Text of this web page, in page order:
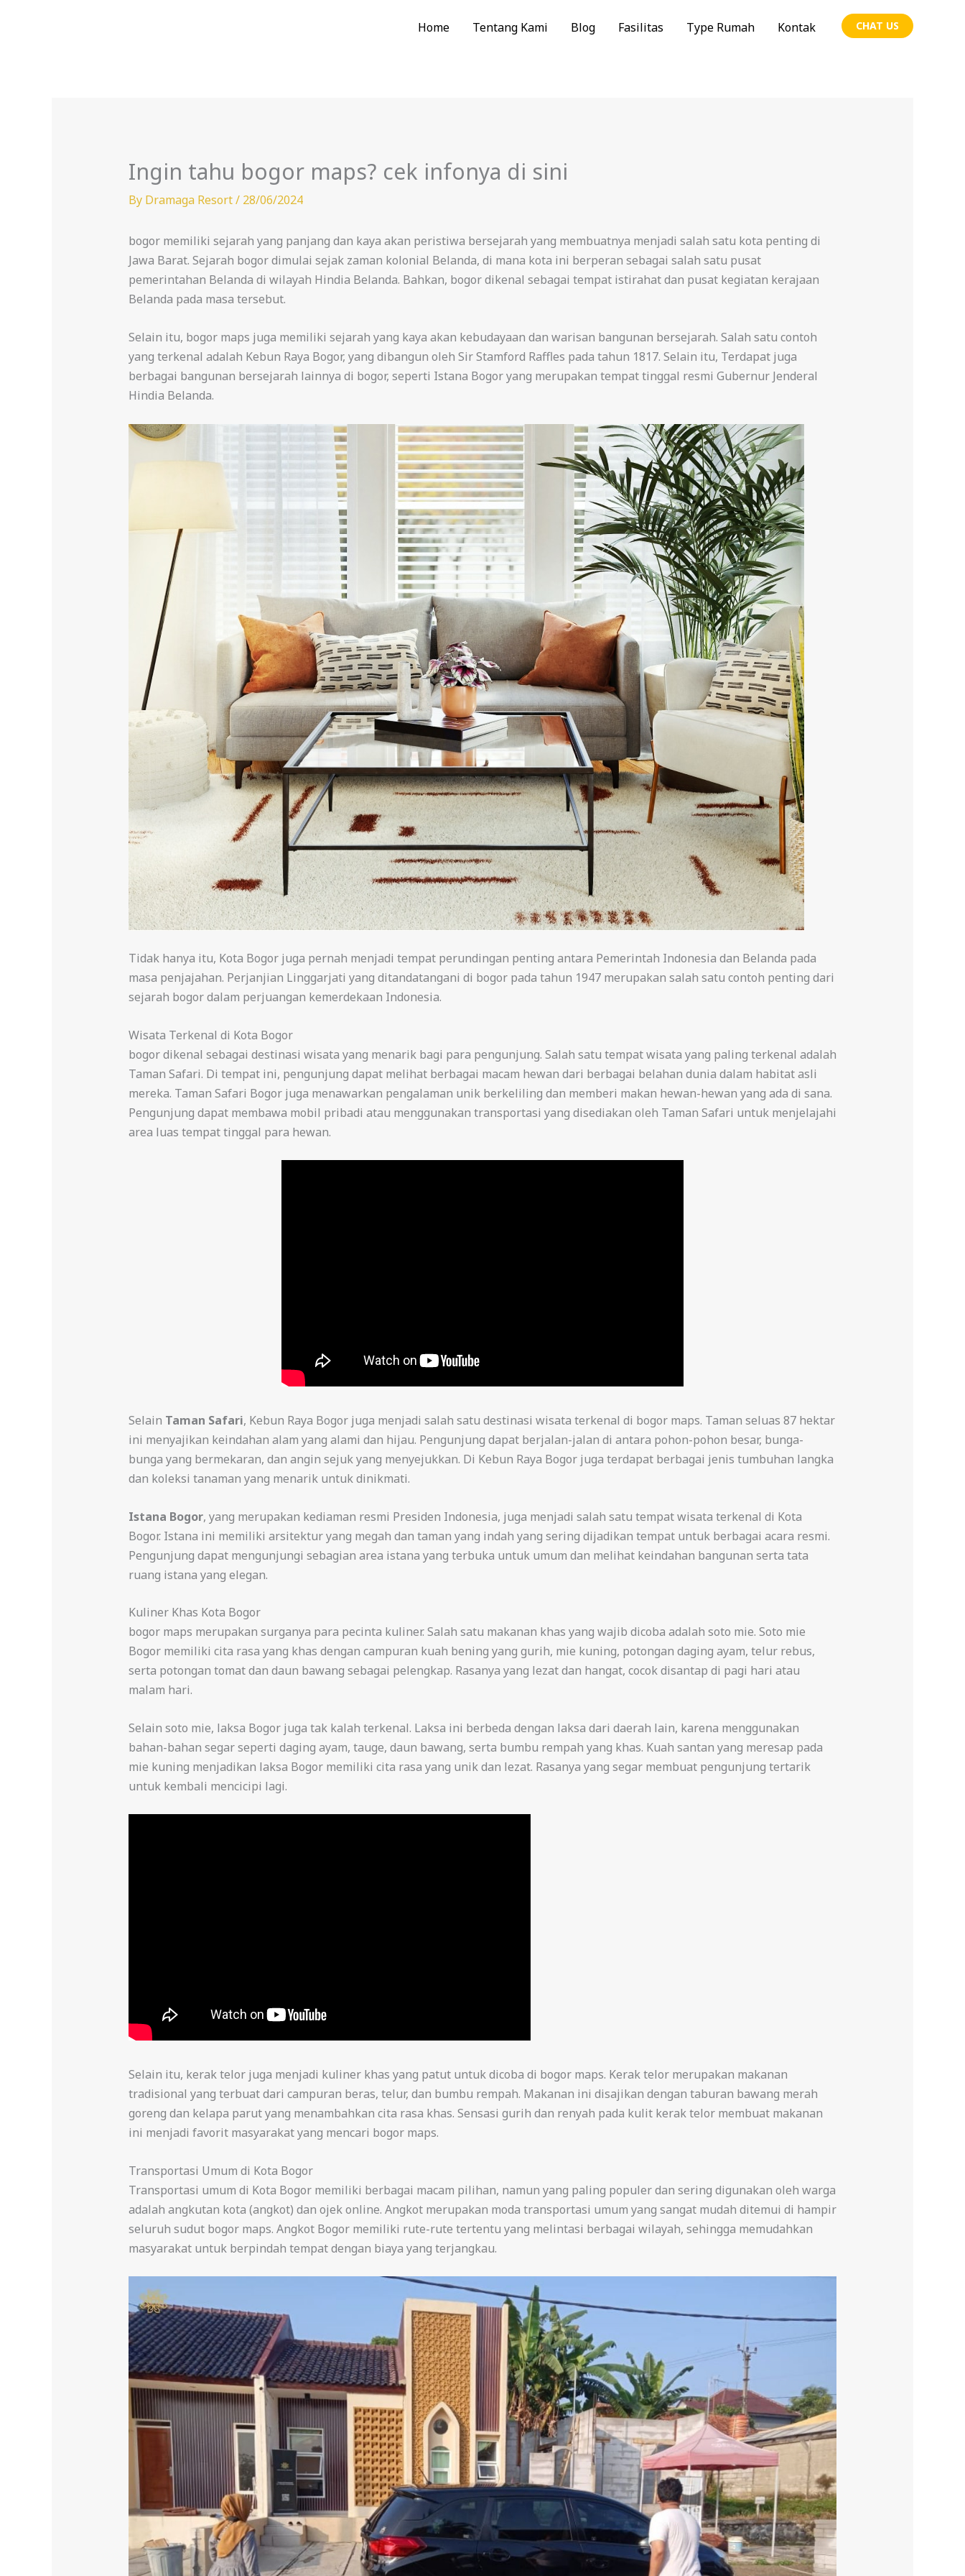
Home Tentang Kami Blog Fasilitas Type Rumah Kontak CHAT US
Ingin tahu bogor maps? cek infonya di sini
By Dramaga Resort/ 28/06/2024
bogor memiliki sejarah yang panjang dan kaya akan peristiwa bersejarah yang membuatnya menjadi salah satu kota penting di
Jawa Barat. Sejarah bogor dimulai sejak zaman kolonial Belanda, di mana kota ini berperan sebagai salah satu pusat
pemerintahan Belanda di wilayah Hindia Belanda. Bahkan, bogor dikenal sebagai tempat istirahat dan pusat kegiatan kerajaan
Belanda pada masa tersebut.
Selain itu, bogor maps juga memiliki sejarah yang kaya akan kebudayaan dan warisan bangunan bersejarah. Salah satu contoh
yang terkenal adalah Kebun Raya Bogor, yang dibangun oleh Sir Stamford Raffles pada tahun 1817. Selain itu, Terdapat juga
berbagai bangunan bersejarah lainnya di bogor, seperti Istana Bogor yang merupakan tempat tinggal resmi Gubernur Jenderal
Hindia Belanda.
Tidak hanya itu, Kota Bogor juga pernah menjadi tempat perundingan penting antara Pemerintah Indonesia dan Belanda pada
masa penjajahan. Perjanjian Linggarjati yang ditandatangani di bogor pada tahun 1947 merupakan salah satu contoh penting dari
sejarah bogor dalam perjuangan kemerdekaan Indonesia.
Wisata Terkenal di Kota Bogor
bogor dikenal sebagai destinasi wisata yang menarik bagi para pengunjung. Salah satu tempat wisata yang paling terkenal adalah
Taman Safari. Di tempat ini, pengunjung dapat melihat berbagai macam hewan dari berbagai belahan dunia dalam habitat asli
mereka. Taman Safari Bogor juga menawarkan pengalaman unik berkeliling dan memberi makan hewan-hewan yang ada di sana.
Pengunjung dapat membawa mobil pribadi atau menggunakan transportasi yang disediakan oleh Taman Safari untuk menjelajahi
area luas tempat tinggal para hewan.
Selain Taman Safari, Kebun Raya Bogor juga menjadi salah satu destinasi wisata terkenal di bogor maps. Taman seluas 87 hektar
ini menyajikan keindahan alam yang alami dan hijau. Pengunjung dapat berjalan-jalan di antara pohon-pohon besar, bunga-
bunga yang bermekaran, dan angin sejuk yang menyejukkan. Di Kebun Raya Bogor juga terdapat berbagai jenis tumbuhan langka
dan koleksi tanaman yang menarik untuk dinikmati.
Istana Bogor, yang merupakan kediaman resmi Presiden Indonesia, juga menjadi salah satu tempat wisata terkenal di Kota
Bogor. Istana ini memiliki arsitektur yang megah dan taman yang indah yang sering dijadikan tempat untuk berbagai acara resmi.
Pengunjung dapat mengunjungi sebagian area istana yang terbuka untuk umum dan melihat keindahan bangunan serta tata
ruang istana yang elegan.
Kuliner Khas Kota Bogor
bogor maps merupakan surganya para pecinta kuliner. Salah satu makanan khas yang wajib dicoba adalah soto mie. Soto mie
Bogor memiliki cita rasa yang khas dengan campuran kuah bening yang gurih, mie kuning, potongan daging ayam, telur rebus,
serta potongan tomat dan daun bawang sebagai pelengkap. Rasanya yang lezat dan hangat, cocok disantap di pagi hari atau
malam hari.
Selain soto mie, laksa Bogor juga tak kalah terkenal. Laksa ini berbeda dengan laksa dari daerah lain, karena menggunakan
bahan-bahan segar seperti daging ayam, tauge, daun bawang, serta bumbu rempah yang khas. Kuah santan yang meresap pada
mie kuning menjadikan laksa Bogor memiliki cita rasa yang unik dan lezat. Rasanya yang segar membuat pengunjung tertarik
untuk kembali mencicipi lagi.
Selain itu, kerak telor juga menjadi kuliner khas yang patut untuk dicoba di bogor maps. Kerak telor merupakan makanan
tradisional yang terbuat dari campuran beras, telur, dan bumbu rempah. Makanan ini disajikan dengan taburan bawang merah
goreng dan kelapa parut yang menambahkan cita rasa khas. Sensasi gurih dan renyah pada kulit kerak telor membuat makanan
ini menjadi favorit masyarakat yang mencari bogor maps.
Transportasi Umum di Kota Bogor
Transportasi umum di Kota Bogor memiliki berbagai macam pilihan, namun yang paling populer dan sering digunakan oleh warga
adalah angkutan kota (angkot) dan ojek online. Angkot merupakan moda transportasi umum yang sangat mudah ditemui di hampir
seluruh sudut bogor maps. Angkot Bogor memiliki rute-rute tertentu yang melintasi berbagai wilayah, sehingga memudahkan
masyarakat untuk berpindah tempat dengan biaya yang terjangkau.